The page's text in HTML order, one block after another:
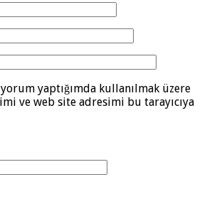
yaptığımda kullanılmak üzere
ve web site adresimi bu tarayıcıya